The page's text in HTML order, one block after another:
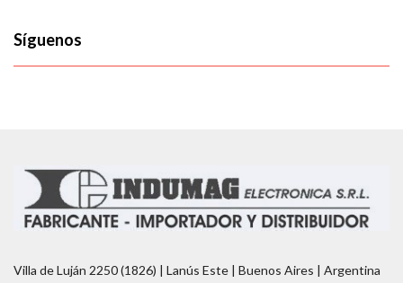
Síguenos
Villa de Luján 2250 (1826) | Lanús Este | Buenos Aires | Argentina